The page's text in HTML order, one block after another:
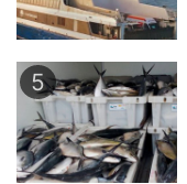
5